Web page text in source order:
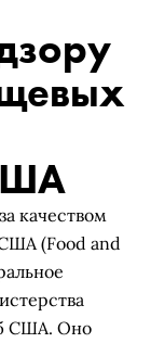
качеством
(Food and
США. Оно